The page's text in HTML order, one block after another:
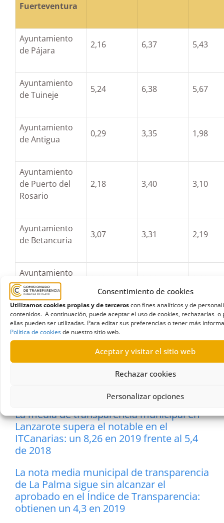
Consentimiento de cookies
Utilizamos cookies propias y de terceroscon fines analíticos y de
contenidos. A continuación, puede aceptar el uso de cookies, rechazarlas
ellas pueden ser utilizadas. Para editar sus preferencias o tener más
Política de cookiesde nuestro sitio web.
Aceptar y visitar el sitio web
Rechazar cookies
Personalizar opciones
Fuerteventura
Ayuntamiento
de Pájara
2,16 6,37 5,43
Ayuntamiento
de Tuineje
5,24 6,38 5,67
Ayuntamiento
de Antigua
0,29 3,35 1,98
Ayuntamiento
de Puerto del
Rosario
2,18 3,40 3,10
Ayuntamiento
de Betancuria
3,07 3,31 2,19
Ayuntamiento
de La Oliva
0,00 3,14 3,93
La media de los portales de transparencia
de los ayuntamientos de El Hierro alcanza
el notable alto en 2019
La media de transparencia municipal en
Lanzarote supera el notable en el
ITCanarias: un 8,26 en 2019 frente al 5,4
de 2018
La nota media municipal de transparencia
de La Palma sigue sin alcanzar el
aprobado en el Índice de Transparencia:
obtienen un 4,3 en 2019